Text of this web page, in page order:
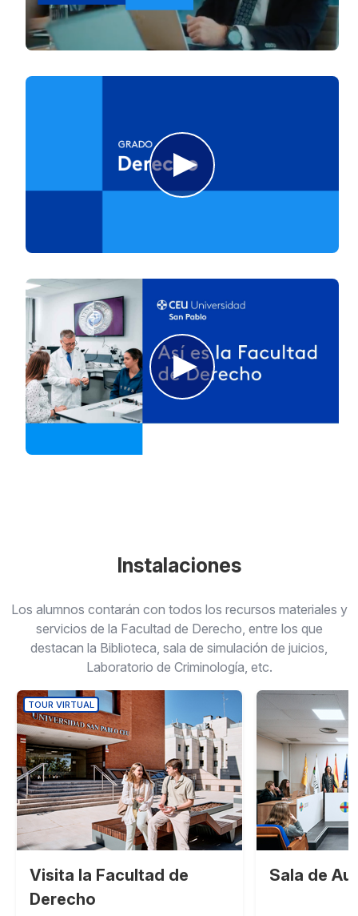
Instalaciones
Los alumnos contarán con todos los recursos materiales y
servicios de la Facultad de Derecho, entre los que
destacan la Biblioteca, sala de simulación de juicios,
Laboratorio de Criminología, etc.
TOUR VIRTUAL
Visita la Facultad de
Derecho
Sala de